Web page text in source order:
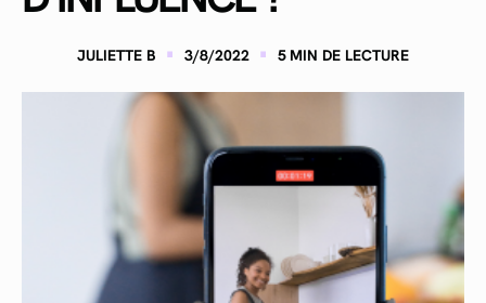
JULIETTE B · 3/8/2022 · 5 MIN DE LECTURE